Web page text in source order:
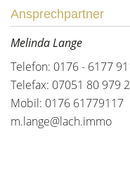
Ansprechpartner
Melinda Lange
Telefon: 0176 - 6177
Telefax: 07051 80 979
Mobil: 0176 61779117
m.lange@lach.immo